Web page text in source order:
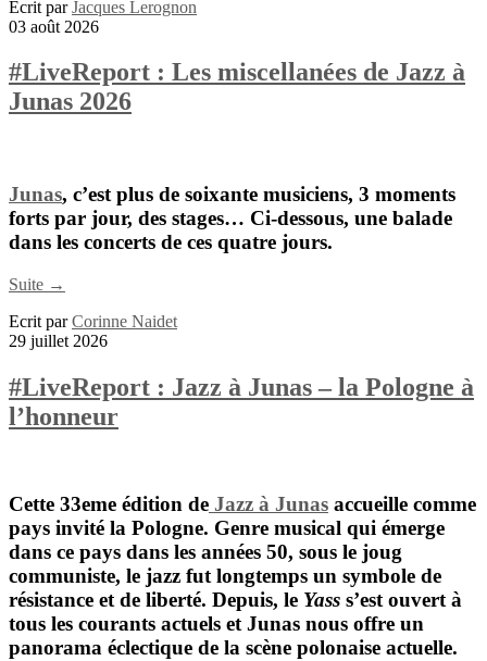
Ecrit parJacques Lerognon
03 août 2026
#LiveReport : Les miscellanées de Jazz à
Junas 2026
Junas, c’est plus de soixante musiciens, 3 moments
forts par jour, des stages… Ci-dessous, une balade
dans les concerts de ces quatre jours.
Suite →
Ecrit parCorinne Naidet
29 juillet 2026
#LiveReport : Jazz à Junas – la Pologne à
l’honneur
Cette 33eme édition de Jazz à Junas accueille comme
pays invité la Pologne. Genre musical qui émerge
dans ce pays dans les années 50, sous le joug
communiste, le jazz fut longtemps un symbole de
résistance et de liberté. Depuis, le Yass s’est ouvert à
tous les courants actuels et Junas nous offre un
panorama éclectique de la scène polonaise actuelle.